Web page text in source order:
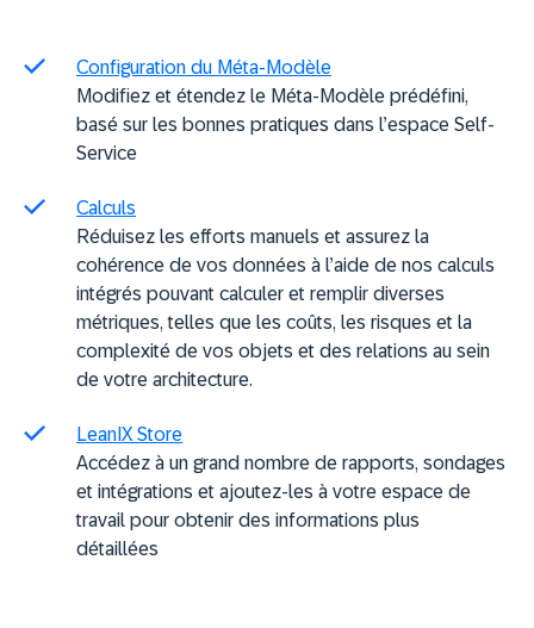
Configuration du Méta-Modèle
Modifiez et étendez le Méta-Modèle prédéfini,
basé sur les bonnes pratiques dans l’espace Self-
Service
Calculs
Réduisez les efforts manuels et assurez la
cohérence de vos données à l’aide de nos calculs
intégrés pouvant calculer et remplir diverses
métriques, telles que les coûts, les risques et la
complexité de vos objets et des relations au sein
de votre architecture.
LeanIX Store
Accédez à un grand nombre de rapports, sondages
et intégrations et ajoutez-les à votre espace de
travail pour obtenir des informations plus
détaillées